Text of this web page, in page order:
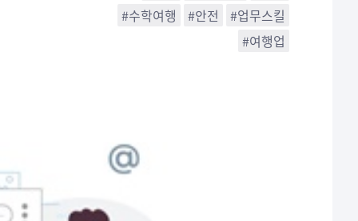
#수학여행
#안전
#업무스킬
#여행업